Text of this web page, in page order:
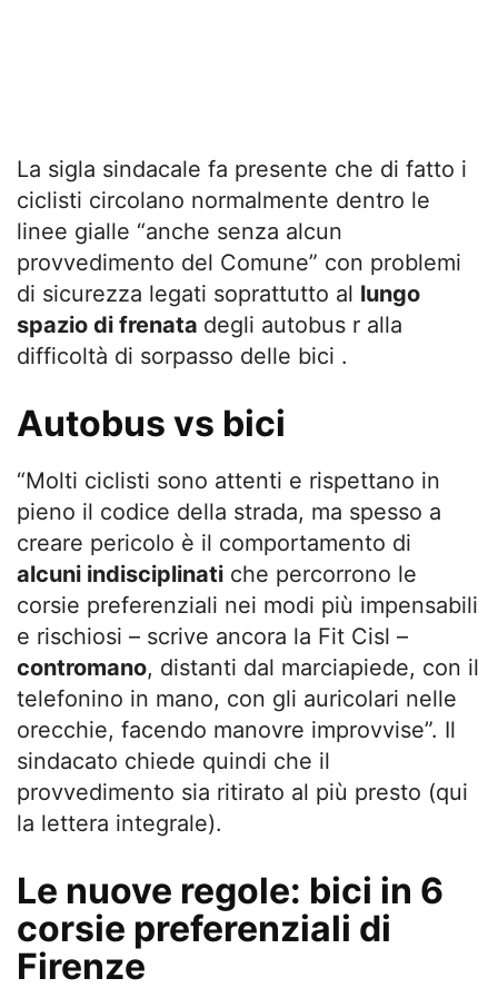
La sigla sindacale fa presente che di fatto i
ciclisti circolano normalmente dentro le
linee gialle “anche senza alcun
provvedimento del Comune” con problemi
di sicurezza legati soprattutto al lungo
spazio di frenata degli autobus r alla
difficoltà di sorpasso delle bici .
Autobus vs bici
“Molti ciclisti sono attenti e rispettano in
pieno il codice della strada, ma spesso a
creare pericolo è il comportamento di
alcuni indisciplinati che percorrono le
corsie preferenziali nei modi più impensabili
e rischiosi – scrive ancora la Fit Cisl –
contromano, distanti dal marciapiede, con il
telefonino in mano, con gli auricolari nelle
orecchie, facendo manovre improvvise”. Il
sindacato chiede quindi che il
provvedimento sia ritirato al più presto (qui
la lettera integrale).
Le nuove regole: bici in 6
corsie preferenziali di
Firenze